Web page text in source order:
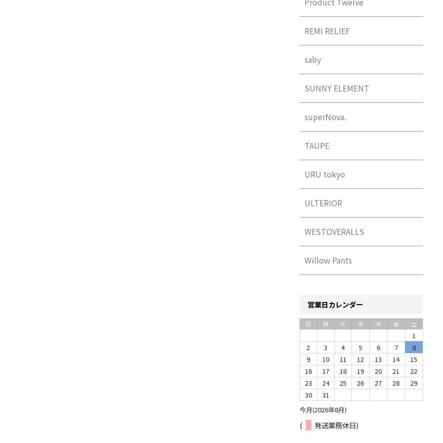
REMI RELIEF
saby
SUNNY ELEMENT
superNova.
TAUPE
URU tokyo
ULTERIOR
WESTOVERALLS
Willow Pants
営業日カレンダー
今月(2026年8月)
日 月 火 水 木 金 土
1
2
3 4 5 6 7
8
9
10 11 12 13 14
15
16
17 18 19 20 21
22
23
24 25 26 27 28
29
30
31
( 発送業務休日)